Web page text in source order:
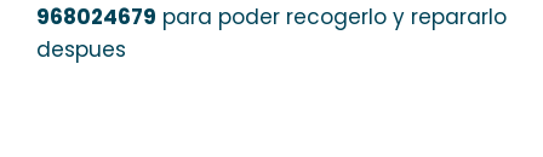
968024679 para poder recogerlo y repararlo
despues